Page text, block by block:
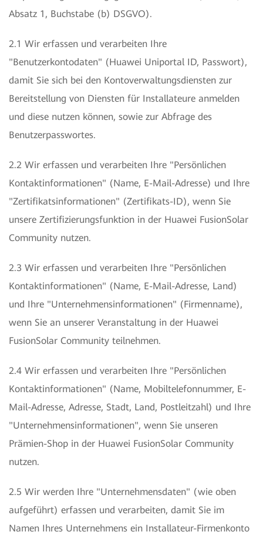
Absatz 1, Buchstabe (b) DSGVO).
2.1 Wir erfassen und verarbeiten Ihre
"Benutzerkontodaten" (Huawei Uniportal ID, Passwort),
damit Sie sich bei den Kontoverwaltungsdiensten zur
Bereitstellung von Diensten für Installateure anmelden
und diese nutzen können, sowie zur Abfrage des
Benutzerpasswortes.
2.2 Wir erfassen und verarbeiten Ihre "Persönlichen
Kontaktinformationen" (Name, E-Mail-Adresse) und Ihre
"Zertifikatsinformationen" (Zertifikats-ID), wenn Sie
unsere Zertifizierungsfunktion in der Huawei FusionSolar
Community nutzen.
2.3 Wir erfassen und verarbeiten Ihre "Persönlichen
Kontaktinformationen" (Name, E-Mail-Adresse, Land)
und Ihre "Unternehmensinformationen" (Firmenname),
wenn Sie an unserer Veranstaltung in der Huawei
FusionSolar Community teilnehmen.
2.4 Wir erfassen und verarbeiten Ihre "Persönlichen
Kontaktinformationen" (Name, Mobiltelefonnummer, E-
Mail-Adresse, Adresse, Stadt, Land, Postleitzahl) und Ihre
"Unternehmensinformationen", wenn Sie unseren
Prämien-Shop in der Huawei FusionSolar Community
nutzen.
2.5 Wir werden Ihre "Unternehmensdaten" (wie oben
aufgeführt) erfassen und verarbeiten, damit Sie im
Namen Ihres Unternehmens ein Installateur-Firmenkonto